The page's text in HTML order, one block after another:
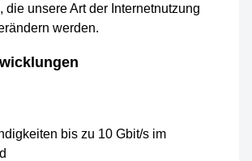
die unsere Art der Internetnutzung
werden.
bis zu 10 Gbit/s im